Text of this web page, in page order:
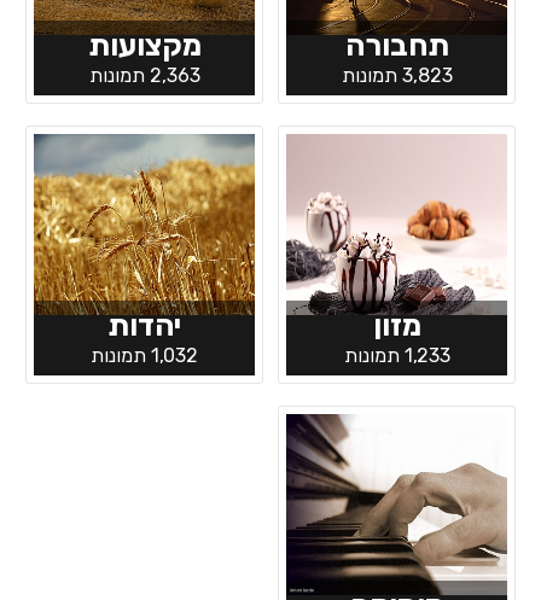
תחבורה
3,823 תמונות
מקצועות
2,363 תמונות
מזון
1,233 תמונות
יהדות
1,032 תמונות